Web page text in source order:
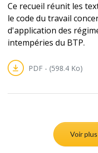
Ce recueil réunit les
le code du travail
d'application des
intempéries du BTP.
PDF - (598.4 Ko)
Voir